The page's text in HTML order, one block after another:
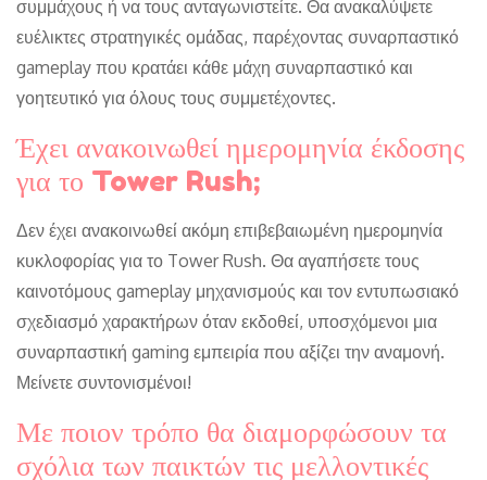
συμμάχους ή να τους ανταγωνιστείτε. Θα ανακαλύψετε
ευέλικτες στρατηγικές ομάδας, παρέχοντας συναρπαστικό
gameplay που κρατάει κάθε μάχη συναρπαστικό και
γοητευτικό για όλους τους συμμετέχοντες.
Έχει ανακοινωθεί ημερομηνία έκδοσης
για το Tower Rush;
Δεν έχει ανακοινωθεί ακόμη επιβεβαιωμένη ημερομηνία
κυκλοφορίας για το Tower Rush. Θα αγαπήσετε τους
καινοτόμους gameplay μηχανισμούς και τον εντυπωσιακό
σχεδιασμό χαρακτήρων όταν εκδοθεί, υποσχόμενοι μια
συναρπαστική gaming εμπειρία που αξίζει την αναμονή.
Μείνετε συντονισμένοι!
Με ποιον τρόπο θα διαμορφώσουν τα
σχόλια των παικτών τις μελλοντικές